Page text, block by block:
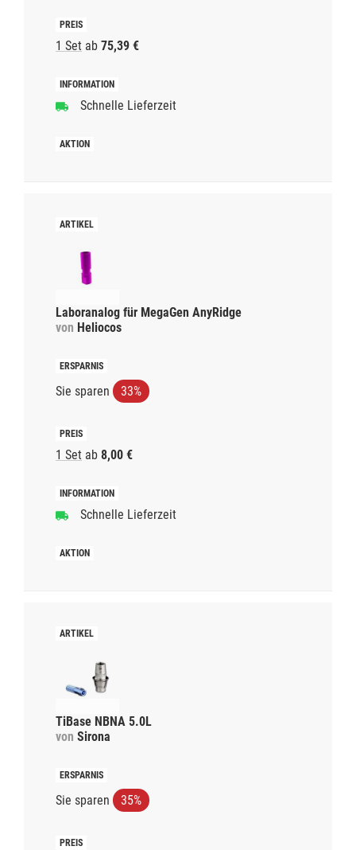
1 Set ab 75,39 €
Schnelle Lieferzeit
Laboranalog für MegaGen AnyRidge
von Heliocos
Sie sparen 33%
1 Set ab 8,00 €
Schnelle Lieferzeit
TiBase NBNA 5.0L
von Sirona
Sie sparen 35%